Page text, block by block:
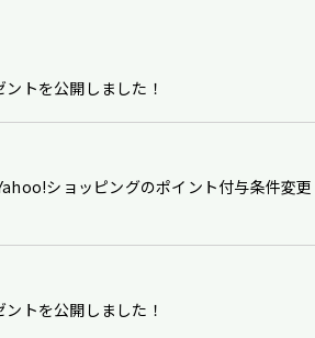
トを公開しました！
ショッピングのポイント付与条件変更
トを公開しました！